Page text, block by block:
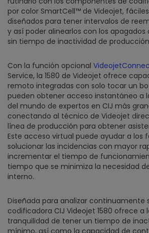
por color SmartCell™ de Videojet,
diseñados para tener intervalos de
y así poder alinearlos con los
sin tiempo de inactividad de
Con la función opcional
Service, la 1580 de Videojet ofrece
remoto integradas con solo tocar un
pueden obtener acceso instantáneo a
del mundo de expertos en CIJ más
conectando al técnico de Videojet
línea de producción para obtener
Este acceso virtual puede ayudar a los
solucionar las incidencias con mayor
incrementar el tiempo de
tiempo que se minimiza la necesidad
interno.
Diseñada para analizar continuamente
codificadora CIJ Videojet 1580 ofrece a
tranquilidad de tener un tiempo de
mínimo, así como la capacidad de